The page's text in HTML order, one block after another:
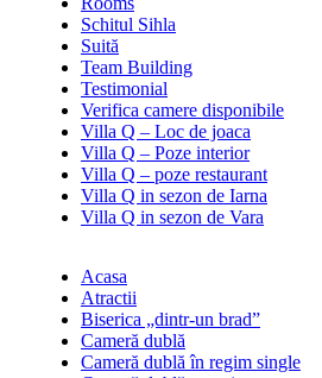
Schitul Sihla
Suită
Team Building
Testimonial
Verifica camere disponibile
Villa Q – Loc de joaca
Villa Q – Poze interior
Villa Q – poze restaurant
Villa Q in sezon de Iarna
Villa Q in sezon de Vara
Acasa
Atractii
Biserica „dintr-un brad”
Cameră dublă
Cameră dublă în regim single